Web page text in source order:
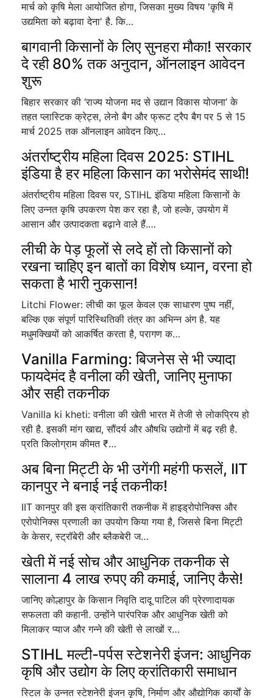
मार्च को कृषि मेला आयोजित होगा, जिसका मुख्य विषय 'कृषि में
उद्यमिता को बढ़ावा देना' है. कि…
बागवानी किसानों के लिए सुनहरा मौका! सरकार
दे रही 80% तक अनुदान, ऑनलाइन आवेदन
शुरू
बिहार सरकार की ‘राज्य योजना मद से उद्यान विकास योजना’ के
तहत प्लास्टिक क्रेट्स, लेनो बैग और फ्रूट ट्रैप बैग पर 5 से 15
मार्च 2025 तक ऑनलाइन आवेदन किए…
अंतर्राष्ट्रीय महिला दिवस 2025: STIHL
इंडिया है हर महिला किसान का भरोसेमंद साथी!
अंतर्राष्ट्रीय महिला दिवस पर, STIHL इंडिया महिला किसानों के
लिए उन्नत कृषि उपकरण पेश कर रहा है, जो हल्के, उपयोग में
आसान और उत्पादकता बढ़ाने वाले हैं.…
लीची के पेड़ फूलों से लदे हों तो किसानों को
रखना चाहिए इन बातों का विशेष ध्यान, वरना हो
सकता है भारी नुकसान!
Litchi Flower: लीची का फूल केवल एक साधारण पुष्प नहीं,
बल्कि एक संपूर्ण पारिस्थितिकी तंत्र का अभिन्न अंग है. यह
मधुमक्खियों को आकर्षित करता है, परागण क…
Vanilla Farming: बिजनेस से भी ज्यादा
फायदेमंद है वनीला की खेती, जानिए मुनाफा
और सही तकनीक
Vanilla ki kheti: वनीला की खेती भारत में तेजी से लोकप्रिय हो
रही है. इसकी मांग खाद्य, सौंदर्य और औषधि उद्योगों में बढ़ रही है.
प्रति किलोग्राम कीमत ₹…
अब बिना मिट्टी के भी उगेंगी महंगी फसलें, IIT
कानपुर ने बनाई नई तकनीक!
IIT कानपुर की इस क्रांतिकारी तकनीक में हाइड्रोपोनिक्स और
एरोपोनिक्स प्रणाली का उपयोग किया गया है, जिससे बिना मिट्टी
के केसर, स्ट्रॉबेरी और ब्लैकबेरी ज…
खेती में नई सोच और आधुनिक तकनीक से
सालाना 4 लाख रुपए की कमाई, जानिए कैसे!
जानिए कोल्हापुर के किसान निवृति दादू पाटिल की प्रेरणादायक
सफलता की कहानी. उन्होंने पारंपरिक और आधुनिक खेती को
मिलाकर प्याज और गन्ने की खेती से लाखों र…
STIHL मल्टी-पर्पस स्टेशनेरी इंजन: आधुनिक
कृषि और उद्योग के लिए क्रांतिकारी समाधान
स्टिल के उन्नत स्टेशनेरी इंजन कृषि, निर्माण और औद्योगिक कार्यों के